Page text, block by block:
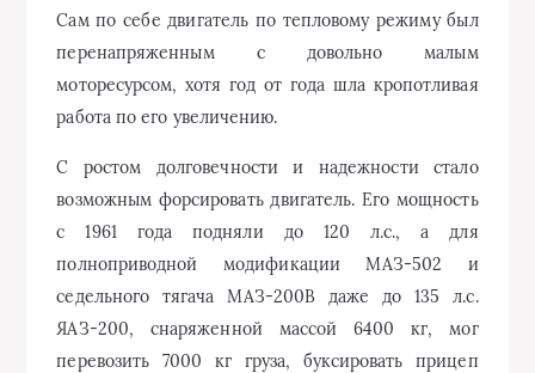
Сам по себе двигатель по тепловому режиму был
перенапряженным с довольно малым
моторесурсом, хотя год от года шла кропотливая
работа по его увеличению.
С ростом долговечности и надежности стало
возможным форсировать двигатель. Его мощность
с 1961 года подняли до 120 л.с., а для
полноприводной модификации МАЗ-502 и
седельного тягача МАЗ-200В даже до 135 л.с.
ЯАЗ-200, снаряженной массой 6400 кг, мог
перевозить 7000 кг груза, буксировать прицеп